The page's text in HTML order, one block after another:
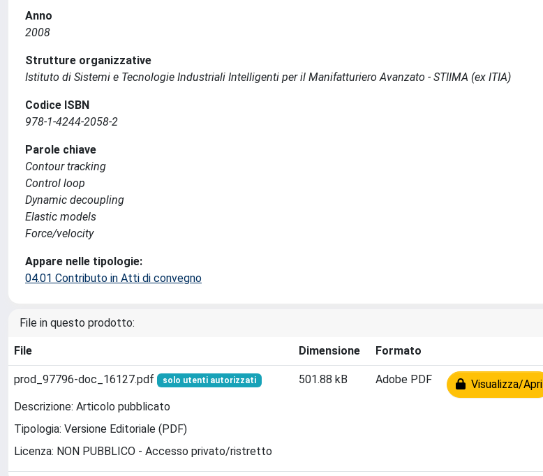
Anno
2008
Strutture organizzative
Istituto di Sistemi e Tecnologie Industriali Intelligenti per il Manifatturiero Avanzato - STIIMA (ex ITIA)
Codice ISBN
978-1-4244-2058-2
Parole chiave
Contour tracking
Control loop
Dynamic decoupling
Elastic models
Force/velocity
Appare nelle tipologie:
04.01 Contributo in Atti di convegno
File in questo prodotto:
File Dimensione Formato
prod_97796-doc_16127.pdf solo utenti autorizzati
Descrizione: Articolo pubblicato
Tipologia: Versione Editoriale (PDF)
Licenza: NON PUBBLICO - Accesso privato/ristretto
501.88 kB Adobe PDF Visualizza/Apri